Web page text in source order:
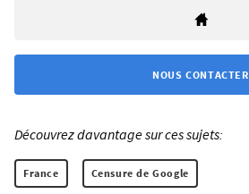
NOUS CONTACTER
Découvrez davantage sur ces sujets:
France Censure de Google